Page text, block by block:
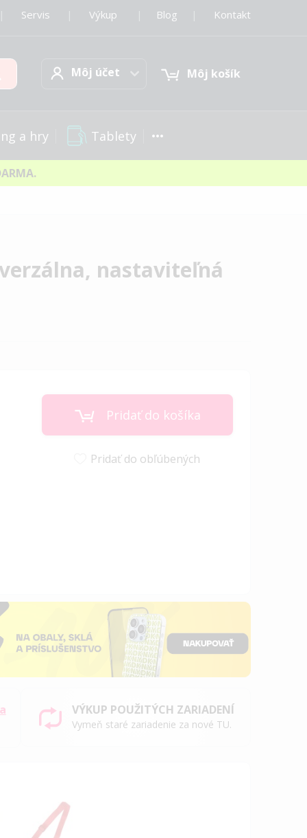
Servis Výkup Blog Kontakt
Môj účetMôj účet Môj košík
a hry Tablety
nastaviteľná
Pridať do košíka
Pridať do obľúbených
VÝKUP POUŽITÝCH ZARIADENÍ
Vymeň staré zariadenie za nové TU.